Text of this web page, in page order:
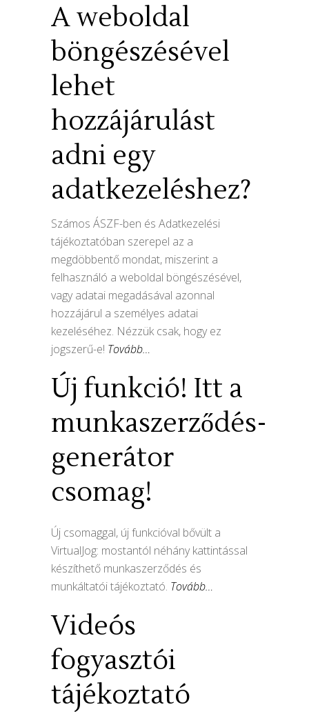
A weboldal
böngészésével
lehet
hozzájárulást
adni egy
adatkezeléshez?
Számos ÁSZF-ben és Adatkezelési
tájékoztatóban szerepel az a
megdöbbentő mondat, miszerint a
felhasználó a weboldal böngészésével,
vagy adatai megadásával azonnal
hozzájárul a személyes adatai
kezeléséhez. Nézzük csak, hogy ez
jogszerű-e! Tovább…
Új funkció! Itt a
munkaszerződés-
generátor
csomag!
Új csomaggal, új funkcióval bővült a
VirtualJog: mostantól néhány kattintással
készíthető munkaszerződés és
munkáltatói tájékoztató. Tovább…
Videós
fogyasztói
tájékoztató